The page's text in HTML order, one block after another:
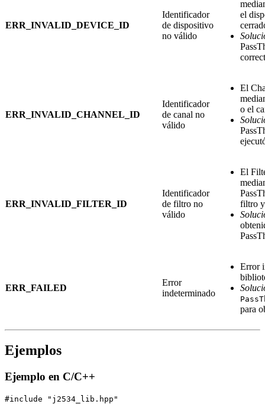
ERR_INVALID_DEVICE_ID
Identificador
de dispositivo
no válido
el
ERR_INVALID_CHANNEL_ID
Identificador
de canal no
válido
El
o el
ERR_INVALID_FILTER_ID
Identificador
de filtro no
válido
El
filtro
ERR_FAILED
Error
indeterminado
Error
para
Ejemplos
Ejemplo en C/C++
#include "j2534_lib.hpp"